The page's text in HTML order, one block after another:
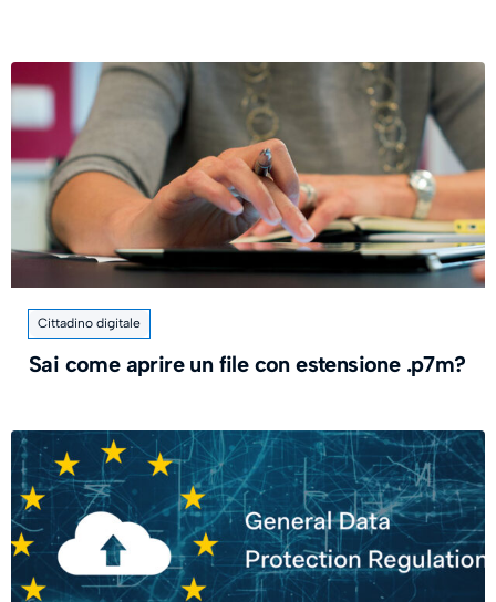
Cittadino digitale
Sai come aprire un file con estensione .p7m?